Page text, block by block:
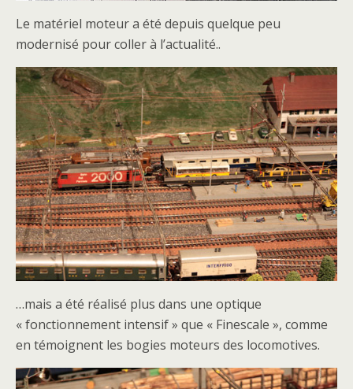
Le matériel moteur a été depuis quelque peu
modernisé pour coller à l’actualité..
…mais a été réalisé plus dans une optique
« fonctionnement intensif » que « Finescale », comme
en témoignent les bogies moteurs des locomotives.